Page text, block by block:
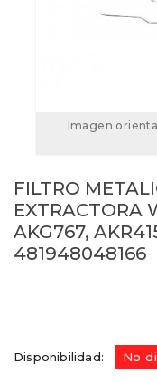
Imagen
FILTRO
EXTRACTORA
AKG767,
481948048166
Disponibilidad: No